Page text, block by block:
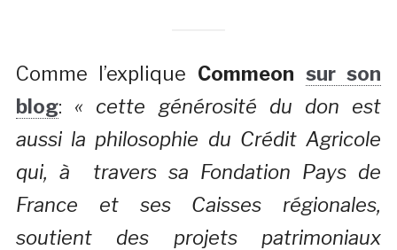
Comme l’explique Commeon sur son
blog: « cette générosité du don est
aussi la philosophie du Crédit Agricole
qui, à travers sa Fondation Pays de
France et ses Caisses régionales,
soutient des projets patrimoniaux